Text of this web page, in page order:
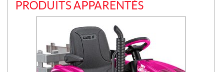
PRODUITS APPARENTÉS